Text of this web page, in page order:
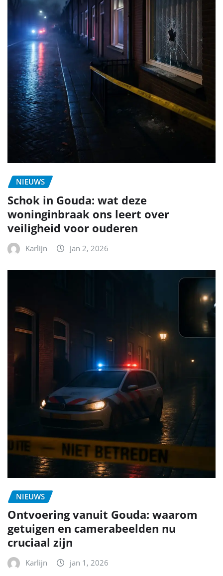
NIEUWS
Schok in Gouda: wat deze
woninginbraak ons leert over
veiligheid voor ouderen
Karlijn jan 2, 2026
NIEUWS
Ontvoering vanuit Gouda: waarom
getuigen en camerabeelden nu
cruciaal zijn
Karlijn jan 1, 2026